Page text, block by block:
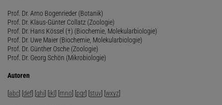
Prof. Dr. Arno Bogenrieder (Botanik)
Prof. Dr. Klaus-Günter Collatz (Zoologie)
Prof. Dr. Hans Kössel (†) (Biochemie, Molekularbiologie)
Prof. Dr. Uwe Maier (Biochemie, Molekularbiologie)
Prof. Dr. Günther Osche (Zoologie)
Prof. Dr. Georg Schön (Mikrobiologie)
Autoren
[abc] [def] [ghi] [jkl] [mno] [pqr] [stuv] [wxyz]